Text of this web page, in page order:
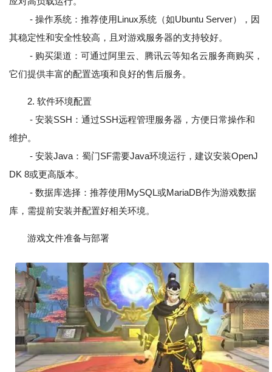
- 操作系统：推荐使用Linux系统（如Ubuntu Server），因
其稳定性和安全性较高，且对游戏服务器的支持较好。
- 购买渠道：可通过阿里云、腾讯云等知名云服务商购买，
它们提供丰富的配置选项和良好的售后服务。
2. 软件环境配置
- 安装SSH：通过SSH远程管理服务器，方便日常操作和
维护。
- 安装Java：蜀门SF需要Java环境运行，建议安装OpenJ
DK 8或更高版本。
- 数据库选择：推荐使用MySQL或MariaDB作为游戏数据
库，需提前安装并配置好相关环境。
游戏文件准备与部署